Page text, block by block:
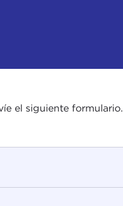
el siguiente formulario.